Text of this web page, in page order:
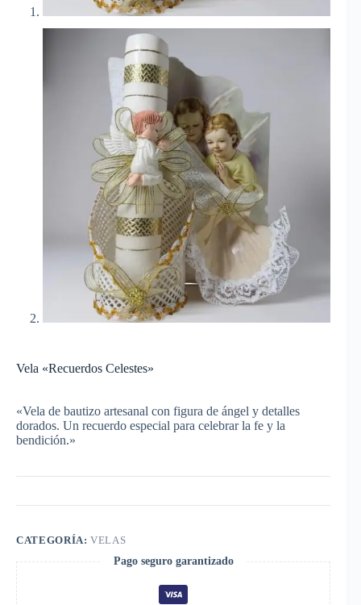
Vela «Recuerdos Celestes»
«Vela de bautizo artesanal con figura de ángel y detalles
dorados. Un recuerdo especial para celebrar la fe y la
bendición.»
CATEGORÍA:VELAS
Pago seguro garantizado